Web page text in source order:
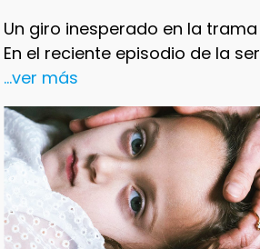
Un giro inesperado en la trama
En el reciente episodio de la ser
...ver más